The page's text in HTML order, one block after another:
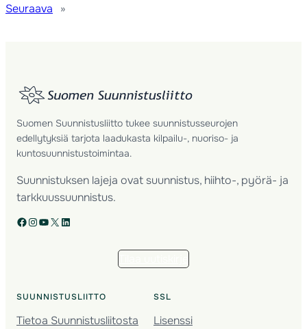
Seuraava
»
Suomen Suunnistusliitto tukee suunnistusseurojen
edellytyksiä tarjota laadukasta kilpailu-, nuoriso- ja
kuntosuunnistustoimintaa.
Suunnistuksen lajeja ovat suunnistus, hiihto-, pyörä- ja
tarkkuussuunnistus.
Facebook Instagram YouTube X LinkedIn
SUUNNISTUSLIITTO
Tietoa Suunnistusliitosta
SSL
Lisenssi